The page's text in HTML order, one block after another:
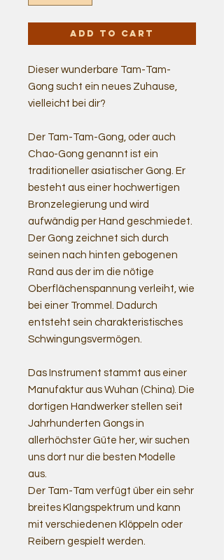
Add to Cart
Dieser wunderbare Tam-Tam-
Gong sucht ein neues Zuhause,
vielleicht bei dir?
Der Tam-Tam-Gong, oder auch
Chao-Gong genannt ist ein
traditioneller asiatischer Gong. Er
besteht aus einer hochwertigen
Bronzelegierung und wird
aufwändig per Hand geschmiedet.
Der Gong zeichnet sich durch
seinen nach hinten gebogenen
Rand aus der im die nötige
Oberflächenspannung verleiht, wie
bei einer Trommel. Dadurch
entsteht sein charakteristisches
Schwingungsvermögen.
Das Instrument stammt aus einer
Manufaktur aus Wuhan (China). Die
dortigen Handwerker stellen seit
Jahrhunderten Gongs in
allerhöchster Güte her, wir suchen
uns dort nur die besten Modelle
aus.
Der Tam-Tam verfügt über ein sehr
breites Klangspektrum und kann
mit verschiedenen Klöppeln oder
Reibern gespielt werden.